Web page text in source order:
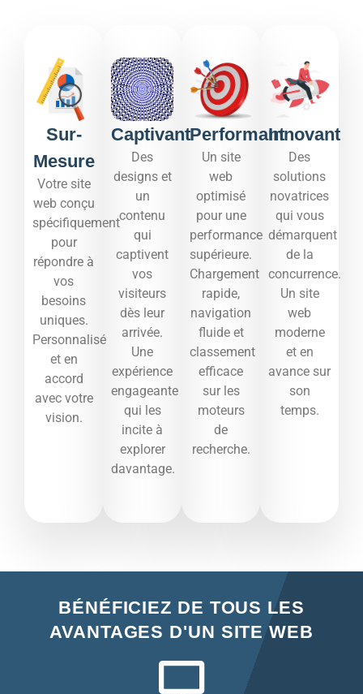
Sur-
Mesure
Votre site
web conçu
spécifiquement
pour
répondre à
vos
besoins
uniques.
Personnalisé
et en
accord
avec votre
vision.
Captivant
Des
designs et
un
contenu
qui
captivent
vos
visiteurs
dès leur
arrivée.
Une
expérience
engageante
qui les
incite à
explorer
davantage.​
Performant
Un site
web
optimisé
pour une
performance
supérieure.
Chargement
rapide,
navigation
fluide et
classement
efficace
sur les
moteurs
de
recherche.​
Innovant
Des
solutions
novatrices
qui vous
démarquent
de la
concurrence.
Un site
web
moderne
et en
avance sur
son
temps.​
BÉNÉFICIEZ DE TOUS LES
AVANTAGES D'UN SITE WEB